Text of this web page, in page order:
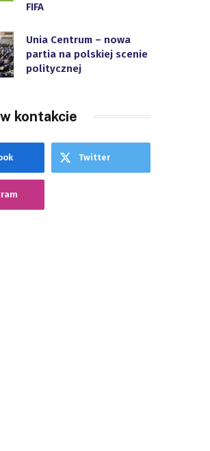
FIFA
Unia Centrum – nowa
partia na polskiej scenie
politycznej
kontakcie
Twitter